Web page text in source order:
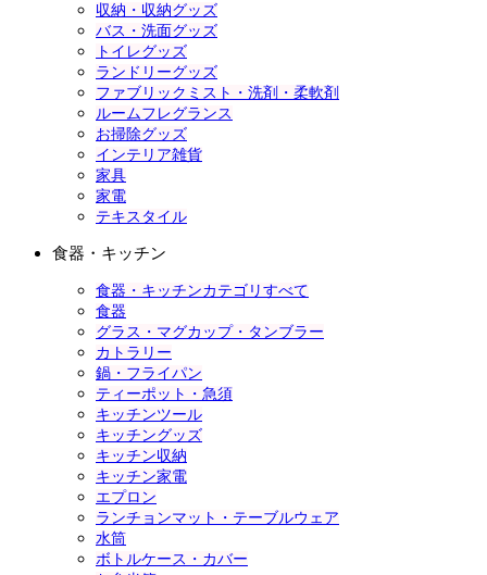
収納・収納グッズ
バス・洗面グッズ
トイレグッズ
ランドリーグッズ
ファブリックミスト・洗剤・柔軟剤
ルームフレグランス
お掃除グッズ
インテリア雑貨
家具
家電
テキスタイル
食器・キッチン
食器・キッチンカテゴリすべて
食器
グラス・マグカップ・タンブラー
カトラリー
鍋・フライパン
ティーポット・急須
キッチンツール
キッチングッズ
キッチン収納
キッチン家電
エプロン
ランチョンマット・テーブルウェア
水筒
ボトルケース・カバー